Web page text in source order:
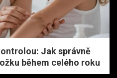
Jak správně
během celého roku